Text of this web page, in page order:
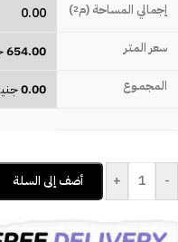
إجمالي المساحة (م2
)
0.00
سعر المتـر 654.00
المجمـوع 0.00
-
+ أضف إلى السلة